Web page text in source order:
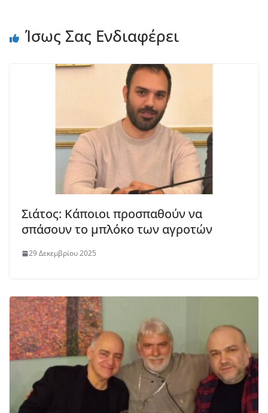
Ίσως Σας Ενδιαφέρει
Σιάτος: Κάποιοι προσπαθούν να
σπάσουν το μπλόκο των αγροτών
29 Δεκεμβρίου 2025